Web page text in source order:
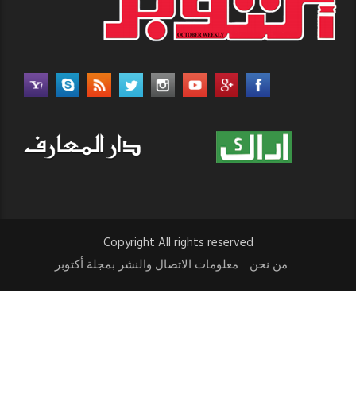
Copyright All rights reserved
من نحن
معلومات الاتصال والنشر بمجلة أكتوبر